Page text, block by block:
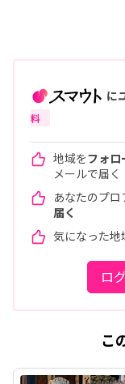
に
料
地域をフォロ
メールで届く
あなたのプ
届く
気になった地
ロ
こ